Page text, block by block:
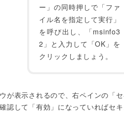
ー」の同時押しで「ファ
イル名を指定して実行」
を呼び出し、「msinfo3
2」と入力して「OK」を
クリックしましょう。
が表示されるので、右ペインの「
認して「有効」になっていればセ